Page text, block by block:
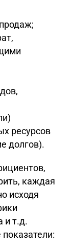
ресурсов
долгов).
каждая
исходя
и т.д.